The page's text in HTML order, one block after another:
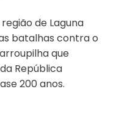
de Laguna
batalhas contra o
que
República
200 anos.